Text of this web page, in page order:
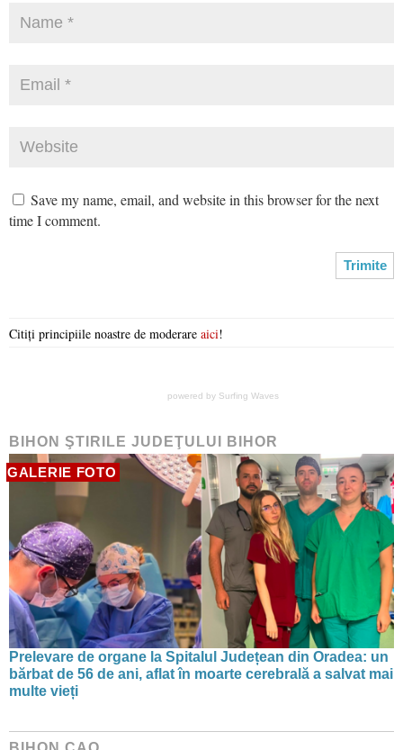
Save my name, email, and website in this browser for the next
time I comment.
Citiți principiile noastre de moderare aici!
powered by Surfing Waves
BIHON ŞTIRILE JUDEŢULUI BIHOR
GALERIE FOTO
Prelevare de organe la Spitalul Județean din Oradea: un
bărbat de 56 de ani, aflat în moarte cerebrală a salvat mai
multe vieți